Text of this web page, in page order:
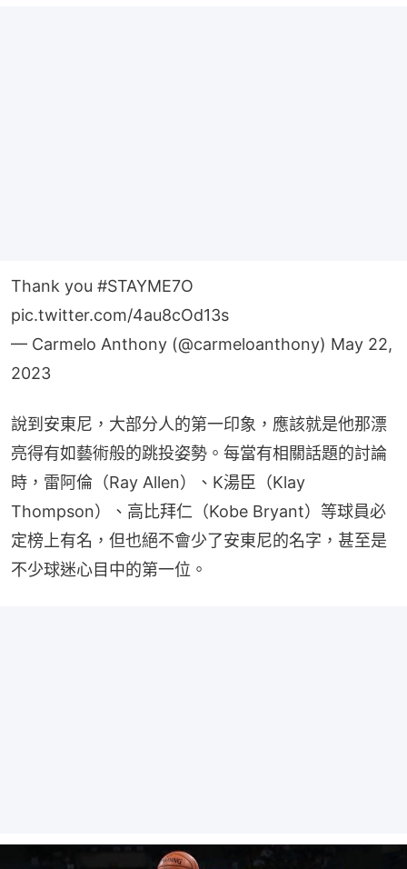
Thank you #STAYME7O
pic.twitter.com/4au8cOd13s
— Carmelo Anthony (@carmeloanthony) May 22,
2023
說到安東尼，大部分人的第一印象，應該就是他那漂
亮得有如藝術般的跳投姿勢。每當有相關話題的討論
時，雷阿倫（Ray Allen）、K湯臣（Klay
Thompson）、高比拜仁（Kobe Bryant）等球員必
定榜上有名，但也絕不會少了安東尼的名字，甚至是
不少球迷心目中的第一位。